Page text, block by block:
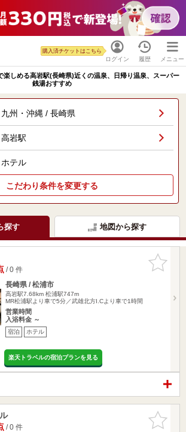
ログイン
購入済チケットはこちら
履歴 メニュー
楽しめる高岩駅(長崎県)近くの温泉、日帰り温泉、スーパー
銭湯おすすめ
九州・沖縄 / 長崎県
高岩駅
ホテル
こだわり条件を変更する
探す 地図から探す
お気に入
りに追加
/ 0 件
長崎県 / 松浦市
高岩駅7.68km 松浦駅747m
MR松浦駅より車で5分／武雄北方I.Cより車で1時間
営業時間
入浴料金 ～
宿泊 ホテル
楽天トラベルの宿泊プランを見る
お気に入
りに追加
/ 0 件